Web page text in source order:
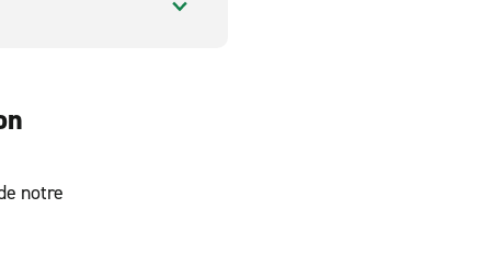
notre